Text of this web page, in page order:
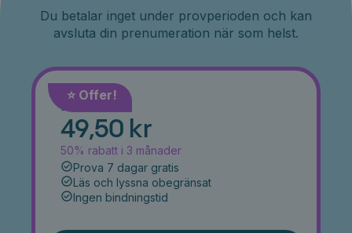
Du betalar inget under provperioden och kan
avsluta din prenumeration när som helst.
⭐️ Offer!
Månad
49,50 kr
50% rabatt i 3 månader
Prova 7 dagar gratis
Läs och lyssna obegränsat
Ingen bindningstid